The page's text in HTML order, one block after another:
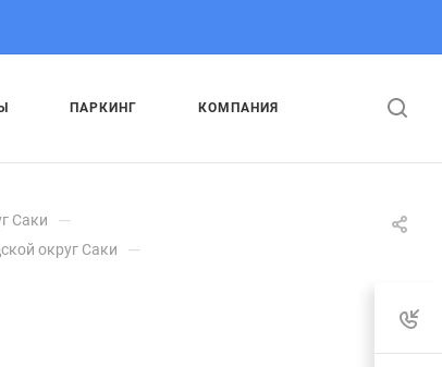
ПАРКИНГ КОМПАНИЯ
Саки —
округ Саки —